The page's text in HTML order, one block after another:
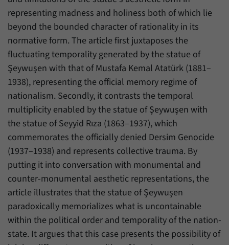
representing madness and holiness both of which lie
beyond the bounded character of rationality in its
normative form. The article first juxtaposes the
fluctuating temporality generated by the statue of
Şeywuşen with that of Mustafa Kemal Atatürk (1881–
1938), representing the official memory regime of
nationalism. Secondly, it contrasts the temporal
multiplicity enabled by the statue of Şeywuşen with
the statue of Seyyid Rıza (1863–1937), which
commemorates the officially denied Dersim Genocide
(1937–1938) and represents collective trauma. By
putting it into conversation with monumental and
counter-monumental aesthetic representations, the
article illustrates that the statue of Şeywuşen
paradoxically memorializes what is uncontainable
within the political order and temporality of the nation-
state. It argues that this case presents the possibility of